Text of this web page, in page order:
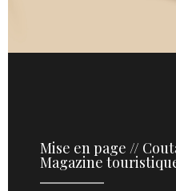
Mise en page //
Magazine